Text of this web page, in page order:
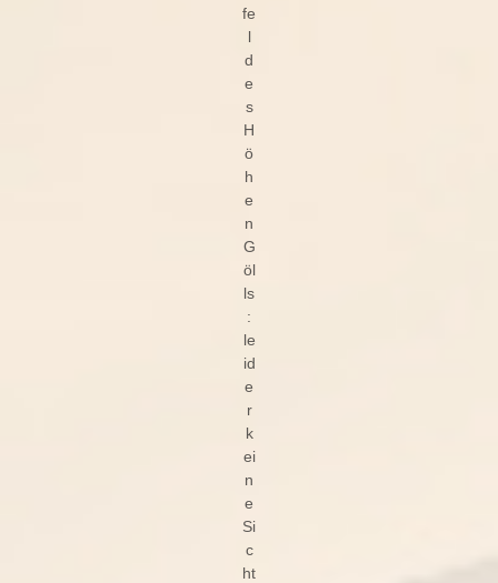
fe
d
e
s
H
ö
h
e
n
G
öl
ls
:
le
id
e
r
k
ei
n
e
Si
c
ht